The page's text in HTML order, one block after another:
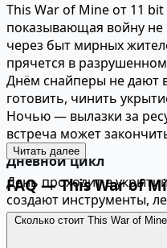
This War of Mine от 11
показывающая войну не
через быт мирных
прячется в
Днём снайперы не дают
готовить, чинить
Ночью — вылазки за
встреча может
Дневной цикл
День проходит в
создают инструменты,
охраняют дом. Каждый
голод, усталость,
Читать далее
FAQ — This War of
Сколько стоит This War of